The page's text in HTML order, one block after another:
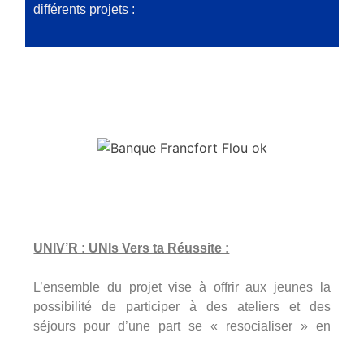
différents projets :
UNIV’R : UNIs Vers ta Réussite :
L’ensemble du projet vise à offrir aux jeunes la
possibilité de participer à des ateliers et des
séjours pour d’une part se « resocialiser » en